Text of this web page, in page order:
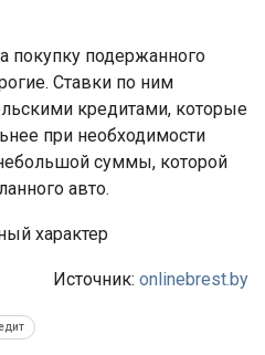
покупку подержанного
Ставки по ним
кредитами, которые
при необходимости
суммы, которой
авто.
характер
Источник: onlinebrest.by